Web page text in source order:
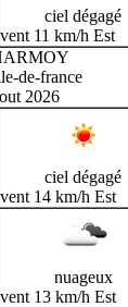
ciel dégagé
vent 11 km/h Est
de-france
2026
ciel dégagé
vent 14 km/h Est
nuageux
vent 13 km/h Est